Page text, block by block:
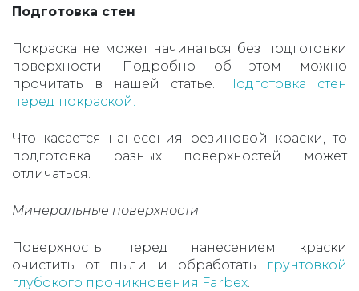
Подготовка стен
Покраска не может начинаться без подготовки
поверхности. Подробно об этом можно
прочитать в нашей статье.
Подготовка стен
перед покраской.
Что касается нанесения резиновой краски, то
подготовка разных поверхностей может
отличаться.
Минеральные поверхности
Поверхность перед нанесением краски
очистить от пыли и обработать
грунтовкой
глубокого проникновения Farbex.